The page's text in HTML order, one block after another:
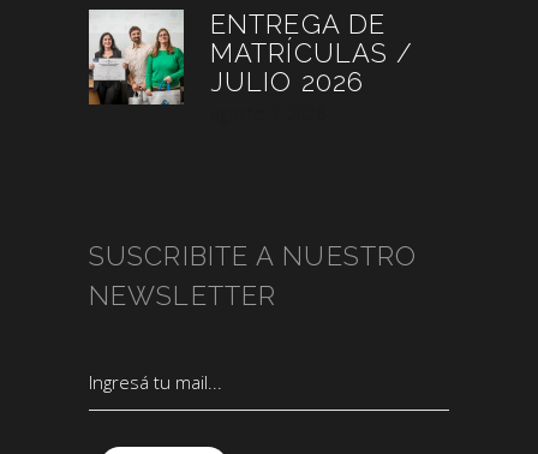
ENTREGA DE
MATRÍCULAS /
JULIO 2026
SUSCRIBITE A NUESTRO
NEWSLETTER